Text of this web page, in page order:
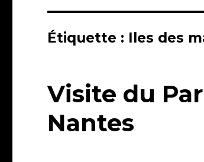
Étiquette : Iles des
Visite du
Nantes